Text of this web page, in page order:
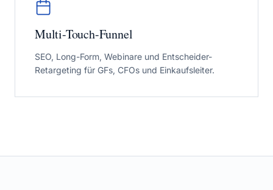
Multi-Touch-Funnel
SEO, Long-Form, Webinare und Entscheider-
Retargeting für GFs, CFOs und Einkaufsleiter.